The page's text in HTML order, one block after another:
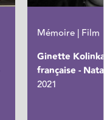
Mémoire | Film
Ginette
française -
2021